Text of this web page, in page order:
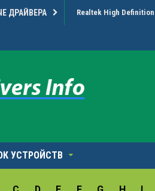
ДРАЙВЕРА Realtek High
УСТРОЙСТВ